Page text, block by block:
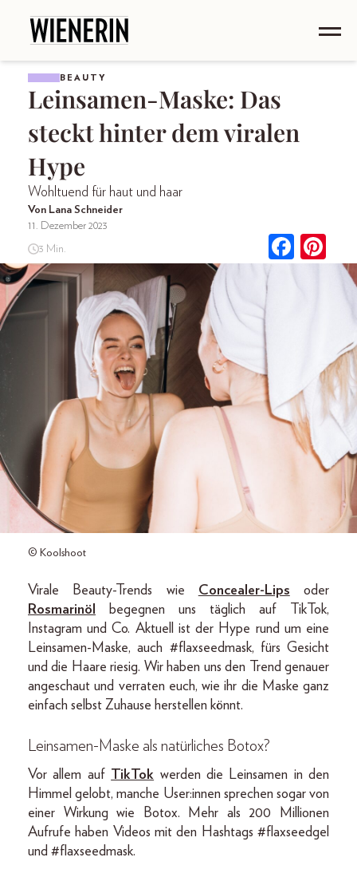
BEAUTY
Leinsamen-Maske: Das
steckt hinter dem viralen
Hype
Wohltuend für haut und haar
Von Lana Schneider
11. Dezember 2023
3 Min.
© Koolshoot
Virale Beauty-Trends wie Concealer-Lips oder
Rosmarinöl
begegnen uns täglich auf TikTok,
Instagram und Co. Aktuell ist der Hype rund um eine
Leinsamen-Maske, auch #flaxseedmask, fürs Gesicht
und die Haare riesig. Wir haben uns den Trend genauer
angeschaut und verraten euch, wie ihr die Maske ganz
einfach selbst Zuhause herstellen könnt.
Leinsamen-Maske als natürliches Botox?
Vor allem auf TikTok werden die Leinsamen in den
Himmel gelobt, manche User:innen sprechen sogar von
einer Wirkung wie Botox. Mehr als 200 Millionen
Aufrufe haben Videos mit den Hashtags #flaxseedgel
und #flaxseedmask.